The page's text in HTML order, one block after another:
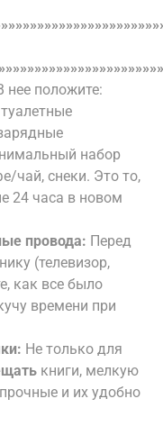
нее положите:
набор
чай, снеки. Это то,
24 часа в новом
провода: Перед
(телевизор,
как все было
времени при
Не только для
книги, мелкую
и их удобно